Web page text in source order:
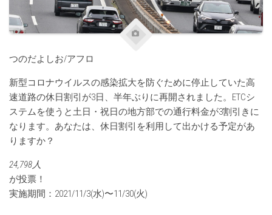
つのだよしお/アフロ
新型コロナウイルスの感染拡大を防ぐために停止していた高
速道路の休日割引が3日、半年ぶりに再開されました。ETCシ
ステムを使うと土日・祝日の地方部での通行料金が3割引きに
なります。あなたは、休日割引を利用して出かける予定があ
りますか？
24,798人
が投票！
実施期間：2021/11/3(水)〜11/30(火)